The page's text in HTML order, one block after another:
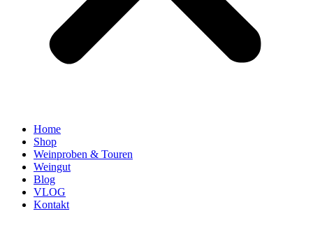
Home
Shop
Weinproben & Touren
Weingut
Blog
VLOG
Kontakt